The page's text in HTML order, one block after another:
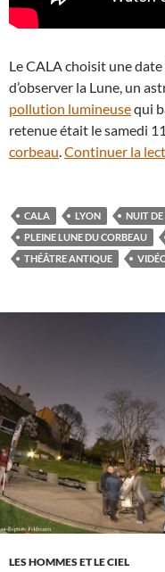
Le CALA choisit une
d’observer la Lune, un
pollution lumineusequi
retenue était le samedi
corbeau.Continuer la
CALA LYON NUIT
PLEINE LUNE DU CORBEAU
THÉÂTRE ANTIQUE
LES HOMMES ET LE CIEL